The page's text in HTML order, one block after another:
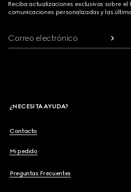
Reciba actualizaciones exclusivas sobre
comunicaciones personalizadas y las
Correo electrónico
¿NECESITA AYUDA?
Contacto
Mi pedido
Preguntas Frecuentes